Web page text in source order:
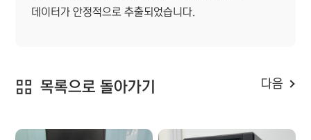
데이터가 안정적으로 추출되었습니다.
목록으로 돌아가기 다음